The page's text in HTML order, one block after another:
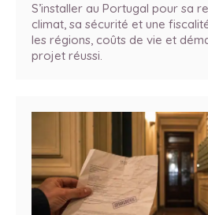
S’installer au Portugal pour sa
climat, sa sécurité et une
les régions, coûts de vie et
projet réussi.